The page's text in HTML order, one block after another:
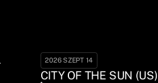
2026 SZEPT 14
CITY OF THE SUN (US)